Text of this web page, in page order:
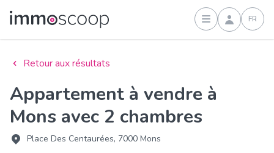
Connexion
FR
Retour aux résultats
Appartement à vendre à
Mons avec 2 chambres
Place Des Centaurées, 7000 Mons